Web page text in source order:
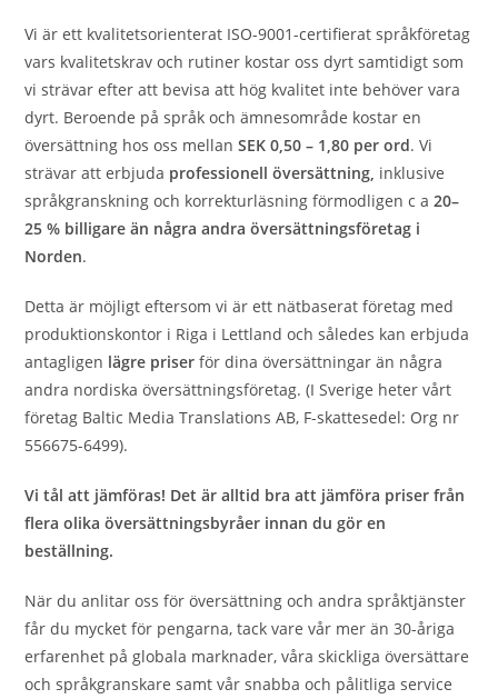
Vi är ett kvalitetsorienterat ISO-9001-certifierat språkföretag
vars kvalitetskrav och rutiner kostar oss dyrt samtidigt som
vi strävar efter att bevisa att hög kvalitet inte behöver vara
dyrt. Beroende på språk och ämnesområde kostar en
översättning hos oss mellanSEK 0,50 – 1,80 per ord. Vi
strävar att erbjuda professionell översättning, inklusive
språkgranskning och korrekturläsning förmodligen c a20–
25 % billigare än några andra översättningsföretag i
Norden.
Detta är möjligt eftersom vi är ett nätbaserat företag med
produktionskontor i Riga i Lettland och således kan erbjuda
antagligen lägre priser för dina översättningar än några
andra nordiska översättningsföretag. (I Sverige heter vårt
företag Baltic Media Translations AB, F-skattesedel: Org nr
556675-6499).
Vi tål att jämföras! Det är alltid bra att jämföra priser från
flera olika översättningsbyråer innan du gör en
beställning.
När du anlitar oss för översättning och andra språktjänster
får du mycket för pengarna, tack vare vår mer än 30-åriga
erfarenhet på globala marknader, våra skickliga översättare
och språkgranskare samt vår snabba och pålitliga service